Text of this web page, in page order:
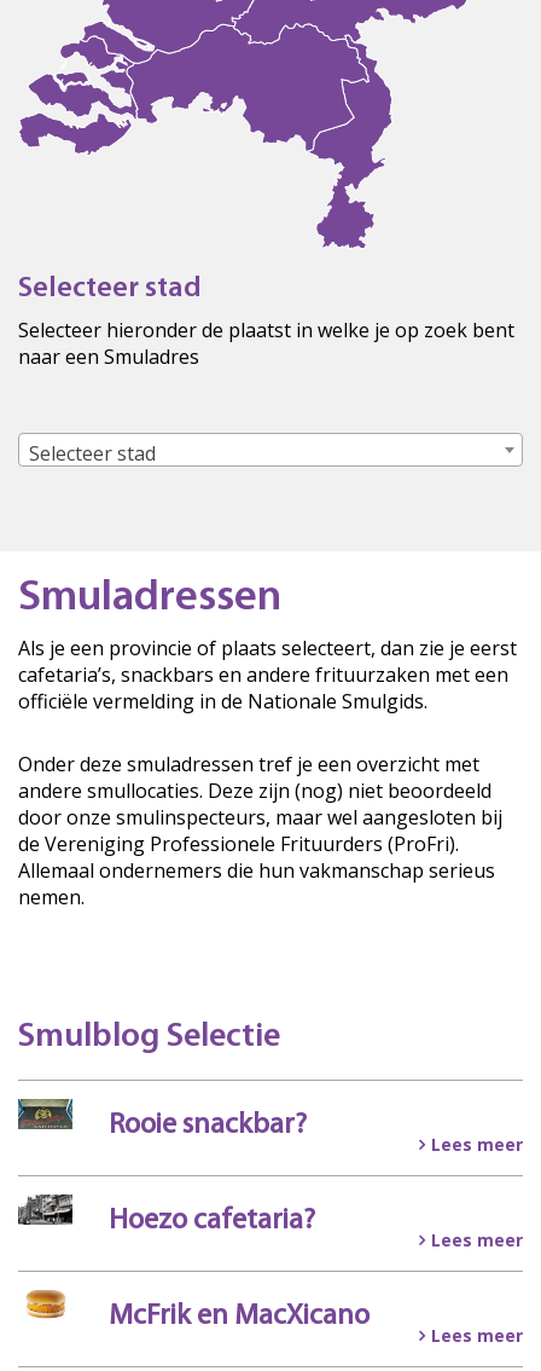
Selecteer stad
Selecteer hieronder de plaatst in welke je op zoek bent
naar een Smuladres
Selecteer stad
Smuladressen
Als je een provincie of plaats selecteert, dan zie je eerst
cafetaria’s, snackbars en andere frituurzaken met een
officiële vermelding in de Nationale Smulgids.
Onder deze smuladressen tref je een overzicht met
andere smullocaties. Deze zijn (nog) niet beoordeeld
door onze smulinspecteurs, maar wel aangesloten bij
de Vereniging Professionele Frituurders (ProFri).
Allemaal ondernemers die hun vakmanschap serieus
nemen.
Smulblog Selectie
Rooie snackbar?
Lees meer
Hoezo cafetaria?
Lees meer
McFrik en MacXicano
Lees meer